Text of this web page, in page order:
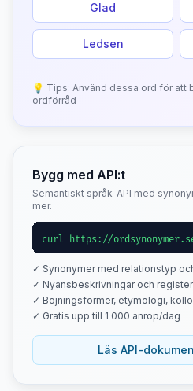
Glad
Ledsen
💡 Tips: Använd dessa ord för att
ordförråd
Bygg med API:t
Semantiskt språk-API med
mer.
curl https://
✓ Synonymer med relationstyp
✓ Nyansbeskrivningar och register
✓ Böjningsformer, etymologi,
✓ Gratis upp till 1 000 anrop/dag
Läs API-